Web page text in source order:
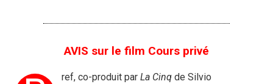
AVIS sur le film Cours privé
ref, co-produit par La Cinq de Silvio